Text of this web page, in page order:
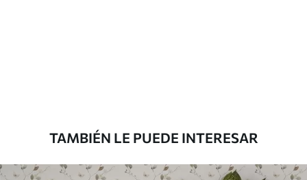
/m²
Premium
TAMBIÉN LE PUEDE INTERESAR